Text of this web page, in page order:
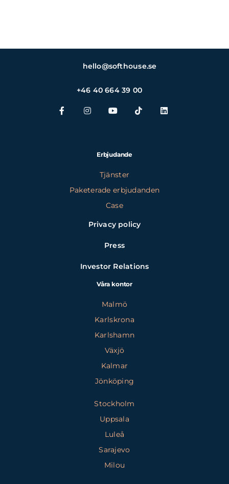
hello@softhouse.se
+46 40 664 39 00
Erbjudande
Tjänster
Paketerade erbjudanden
Case
Privacy policy
Press
Investor Relations
Våra kontor
Malmö
Karlskrona
Karlshamn
Växjö
Kalmar
Jönköping
Stockholm
Uppsala
Luleå
Sarajevo
Milou